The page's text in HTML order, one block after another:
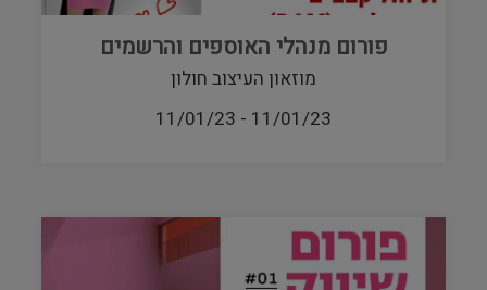
פורום מנהלי האוספים והרשמים
מוזאון העיצוב חולון
11/01/23
-
11/01/23